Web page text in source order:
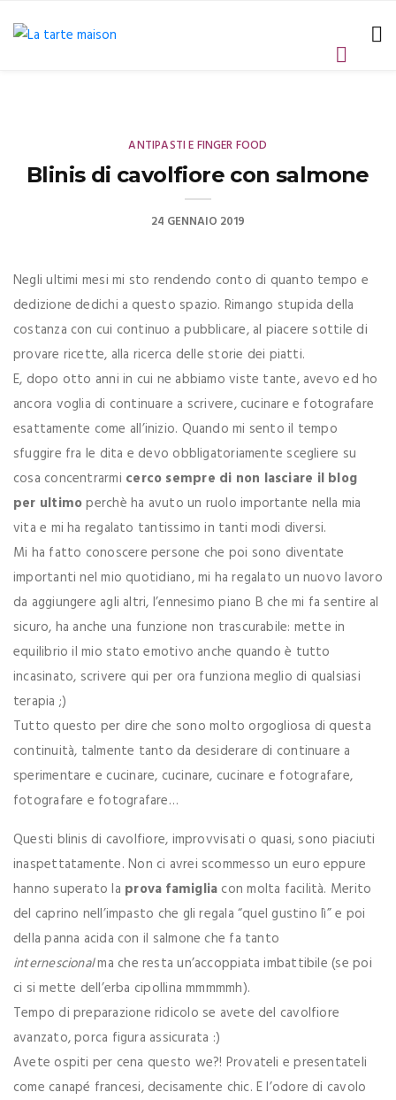
ANTIPASTI E FINGER FOOD
Blinis di cavolfiore con salmone
24 GENNAIO 2019
Negli ultimi mesi mi sto rendendo conto di quanto tempo e
dedizione dedichi a questo spazio. Rimango stupida della
costanza con cui continuo a pubblicare, al piacere sottile di
provare ricette, alla ricerca delle storie dei piatti.
E, dopo otto anni in cui ne abbiamo viste tante, avevo ed ho
ancora voglia di continuare a scrivere, cucinare e fotografare
esattamente come all’inizio. Quando mi sento il tempo
sfuggire fra le dita e devo obbligatoriamente scegliere su
cosa concentrarmi cerco sempre di non lasciare il blog
per ultimoperchè ha avuto un ruolo importante nella mia
vita e mi ha regalato tantissimo in tanti modi diversi.
Mi ha fatto conoscere persone che poi sono diventate
importanti nel mio quotidiano, mi ha regalato un nuovo lavoro
da aggiungere agli altri, l’ennesimo piano B che mi fa sentire al
sicuro, ha anche una funzione non trascurabile: mette in
equilibrio il mio stato emotivo anche quando è tutto
incasinato, scrivere qui per ora funziona meglio di qualsiasi
terapia ;)
Tutto questo per dire che sono molto orgogliosa di questa
continuità, talmente tanto da desiderare di continuare a
sperimentare e cucinare, cucinare, cucinare e fotografare,
fotografare e fotografare…
Questi blinis di cavolfiore, improvvisati o quasi, sono piaciuti
inaspettatamente. Non ci avrei scommesso un euro eppure
hanno superato la prova famiglia con molta facilità. Merito
del caprino nell’impasto che gli regala “quel gustino lì” e poi
della panna acida con il salmone che fa tanto
internescionalma che resta un’accoppiata imbattibile (se poi
ci si mette dell’erba cipollina mmmmmh).
Tempo di preparazione ridicolo se avete del cavolfiore
avanzato, porca figura assicurata :)
Avete ospiti per cena questo we?! Provateli e presentateli
come canapé francesi, decisamente chic. E l’odore di cavolo